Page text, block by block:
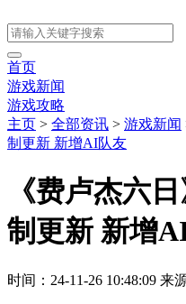
首页
游戏新闻
游戏攻略
主页 > 全部资讯 > 游戏新闻
制更新 新增AI队友
《费卢杰六
制更新 新增
时间：24-11-26 10:48:09 来